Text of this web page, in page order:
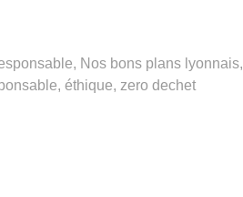
, Nos bons plans lyonnais,
, éthique, zero dechet